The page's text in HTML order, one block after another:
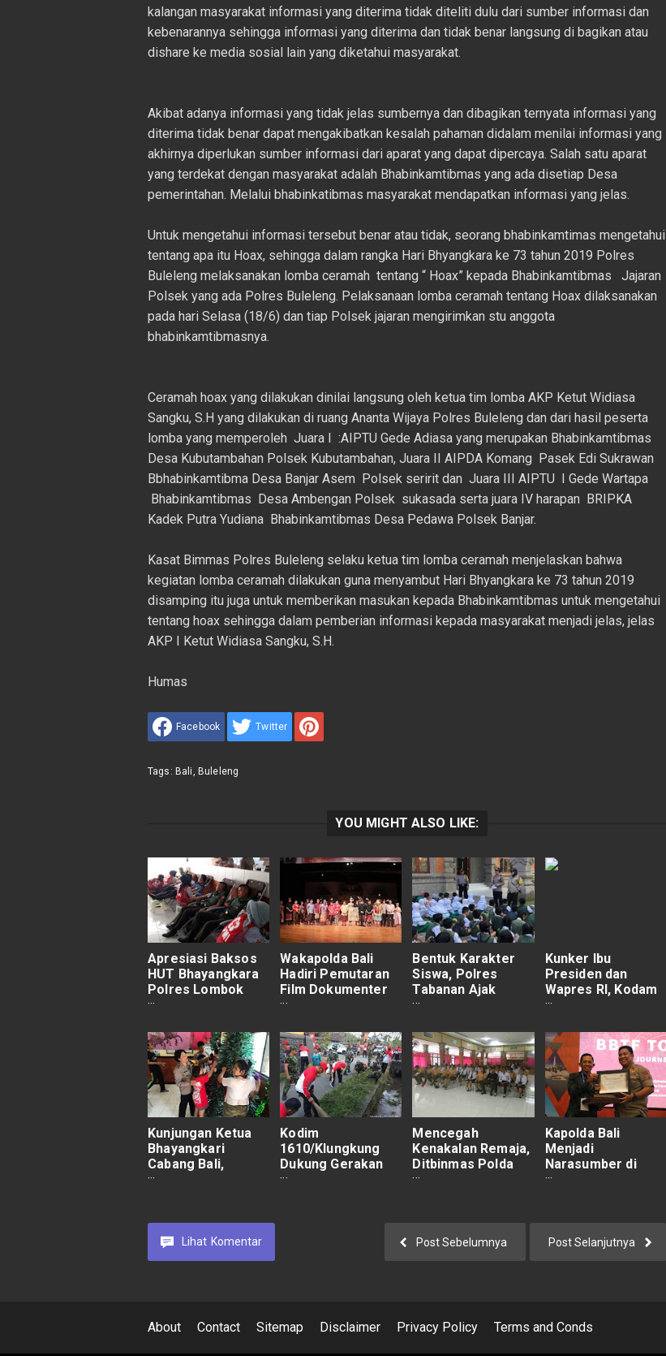
kalangan masyarakat informasi yang diterima tidak diteliti dulu dari sumber informasi dan
kebenarannya sehingga informasi yang diterima dan tidak benar langsung di bagikan atau
dishare ke media sosial lain yang diketahui masyarakat.
Akibat adanya informasi yang tidak jelas sumbernya dan dibagikan ternyata informasi yang
diterima tidak benar dapat mengakibatkan kesalah pahaman didalam menilai informasi yang
akhirnya diperlukan sumber informasi dari aparat yang dapat dipercaya. Salah satu aparat
yang terdekat dengan masyarakat adalah Bhabinkamtibmas yang ada disetiap Desa
pemerintahan. Melalui bhabinkatibmas masyarakat mendapatkan informasi yang jelas.
Untuk mengetahui informasi tersebut benar atau tidak, seorang bhabinkamtimas mengetahui
tentang apa itu Hoax, sehingga dalam rangka Hari Bhyangkara ke 73 tahun 2019 Polres
Buleleng melaksanakan lomba ceramah tentang “ Hoax” kepada Bhabinkamtibmas Jajaran
Polsek yang ada Polres Buleleng. Pelaksanaan lomba ceramah tentang Hoax dilaksanakan
pada hari Selasa (18/6) dan tiap Polsek jajaran mengirimkan stu anggota
bhabinkamtibmasnya.
Ceramah hoax yang dilakukan dinilai langsung oleh ketua tim lomba AKP Ketut Widiasa
Sangku, S.H yang dilakukan di ruang Ananta Wijaya Polres Buleleng dan dari hasil peserta
lomba yang memperoleh Juara I :AIPTU Gede Adiasa yang merupakan Bhabinkamtibmas
Desa Kubutambahan Polsek Kubutambahan, Juara II AIPDA Komang Pasek Edi Sukrawan
Bbhabinkamtibma Desa Banjar Asem Polsek seririt dan Juara III AIPTU I Gede Wartapa
Bhabinkamtibmas Desa Ambengan Polsek sukasada serta juara IV harapan BRIPKA
Kadek Putra Yudiana Bhabinkamtibmas Desa Pedawa Polsek Banjar.
Kasat Bimmas Polres Buleleng selaku ketua tim lomba ceramah menjelaskan bahwa
kegiatan lomba ceramah dilakukan guna menyambut Hari Bhyangkara ke 73 tahun 2019
disamping itu juga untuk memberikan masukan kepada Bhabinkamtibmas untuk mengetahui
tentang hoax sehingga dalam pemberian informasi kepada masyarakat menjadi jelas, jelas
AKP I Ketut Widiasa Sangku, S.H.
Humas
Facebook Twitter
Tags: Bali, Buleleng
YOU MIGHT ALSO LIKE:
Apresiasi Baksos
HUT Bhayangkara
Polres Lombok
Utara, Ini Kata
Wakapolda Bali
Hadiri Pemutaran
Film Dokumenter
Bung Karno dan
Pertunjukan
Kolaborasi
Nusantara
Bentuk Karakter
Siswa, Polres
Tabanan Ajak
Siswa Berkunjung
Penanggulangan
Terorisme
Kunker Ibu
Presiden dan
Wapres RI, Kodam
IX/Udayana Gelar
Sakti
Kunjungan Ketua
Bhayangkari
Cabang Bali,
Wakapolres
Merias Sekolah
Kodim
1610/Klungkung
Dukung Gerakan
Semesta
Mencegah
Kenakalan Remaja,
Ditbinmas Polda
Bali Berikan
Kapolda Bali
Menjadi
Narasumber di
Kegiatan BBTF
Lihat Komentar Post Selanjutnya
Post Sebelumnya
About Contact Sitemap Disclaimer Privacy Policy Terms and Conds